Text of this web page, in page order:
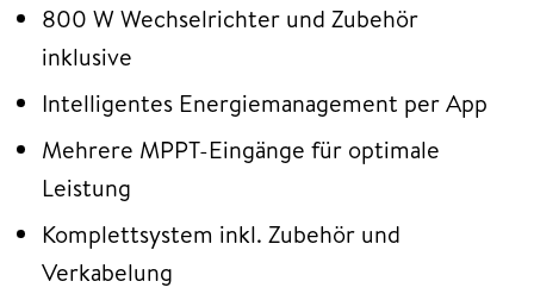
800 W Wechselrichter und Zubehör
inklusive
Intelligentes Energiemanagement per App
Mehrere MPPT-Eingänge für optimale
Leistung
Komplettsystem inkl. Zubehör und
Verkabelung